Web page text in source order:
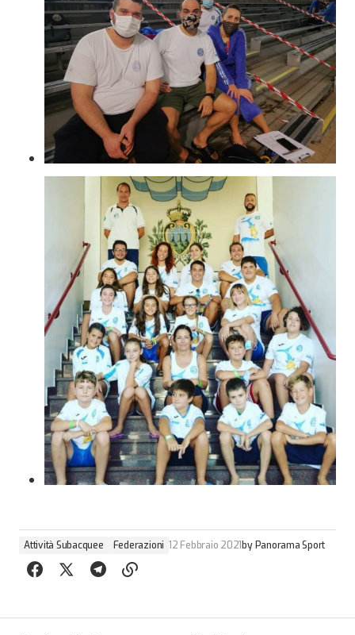
Attività Subacquee Federazioni 12 Febbraio 2021 by Panorama Sport